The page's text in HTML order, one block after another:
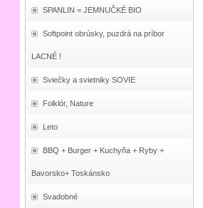
SPANLIN = JEMNUČKÉ BIO
Softpoint obrúsky, puzdrá na príbor
LACNÉ !
Sviečky a svietniky SOVIE
Folklór, Nature
Leto
BBQ + Burger + Kuchyňa + Ryby +
Bavorsko+ Toskánsko
Svadobné